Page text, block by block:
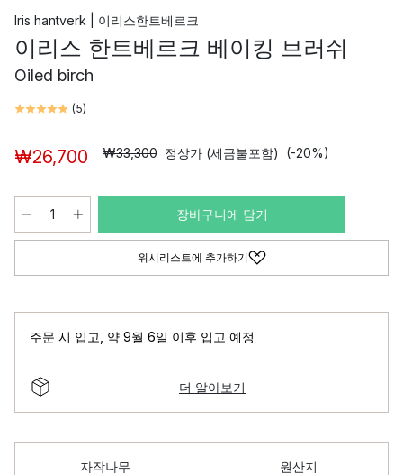
Iris hantverk | 이리스한트베르크
이리스 한트베르크 베이킹 브러쉬
Oiled birch
(5)
₩26,700 ₩33,300 정상가 (세금불포함) (-20%)
장바구니에 담기
위시리스트에 추가하기
주문 시 입고 약 9월 6일 이후 입고 예정
더 알아보기
자작나무
원산지